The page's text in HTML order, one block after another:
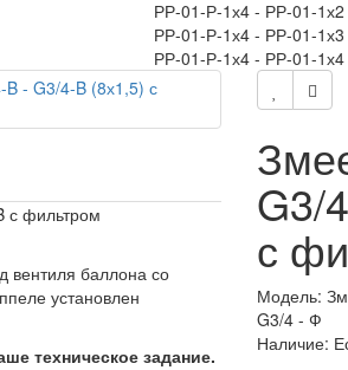
с фильтром
вентиля баллона со
установлен
техническое задание.
G3/
с
Модель:
G3/4 - Ф
Наличие: